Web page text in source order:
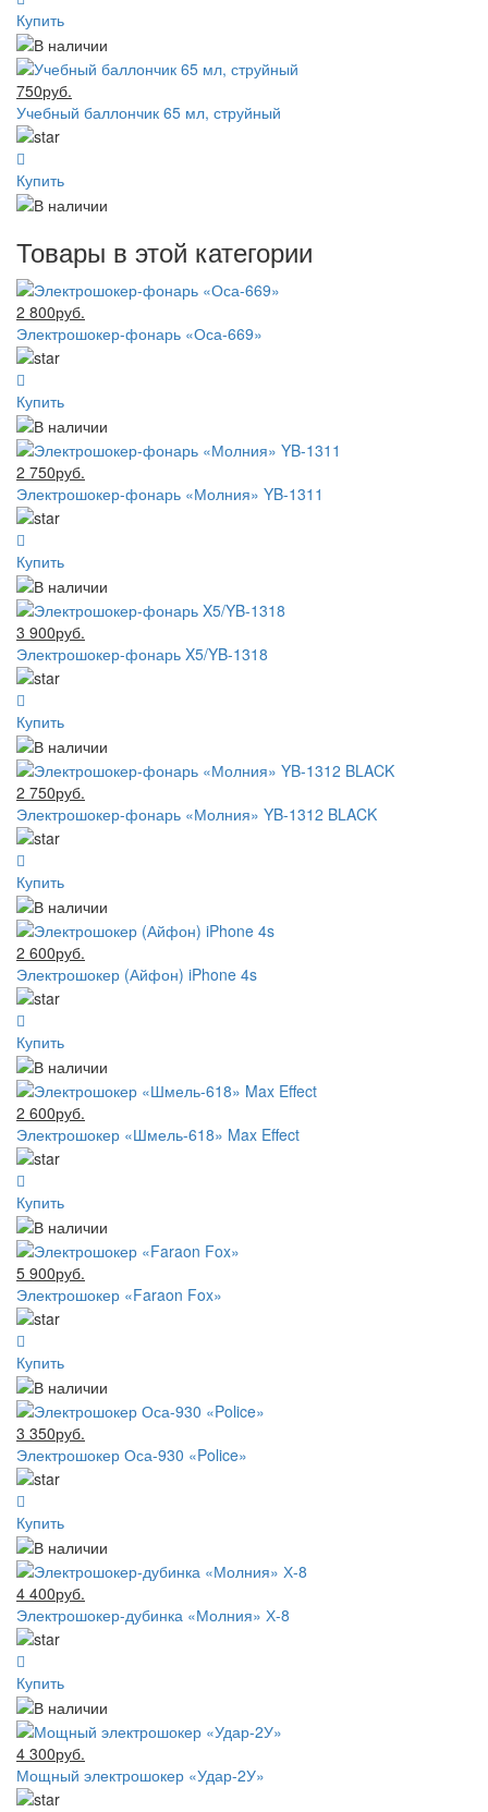
Купить
750руб.
Учебный баллончик 65 мл, струйный
Купить
Товары в этой категории
2 800руб.
Электрошокер-фонарь «Оса-669»
Купить
2 750руб.
Электрошокер-фонарь «Молния» YB-1311
Купить
3 900руб.
Электрошокер-фонарь X5/YB-1318
Купить
2 750руб.
Электрошокер-фонарь «Молния» YB-1312 BLACK
Купить
2 600руб.
Электрошокер (Айфон) iPhone 4s
Купить
2 600руб.
Электрошокер «Шмель-618» Max Effect
Купить
5 900руб.
Электрошокер «Faraon Fox»
Купить
3 350руб.
Электрошокер Оса-930 «Police»
Купить
4 400руб.
Электрошокер-дубинка «Молния» Х-8
Купить
4 300руб.
Мощный электрошокер «Удар-2У»